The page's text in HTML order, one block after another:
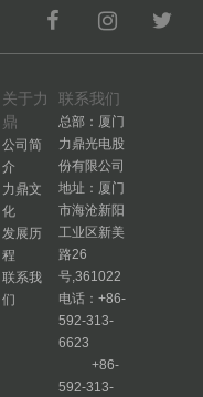
关于力
鼎
公司简
介
力鼎文
化
发展历
程
联系我
们
联系我们
总部：厦门
力鼎光电股
份有限公司
地址：厦门
市海沧新阳
工业区新美
路26
号,361022
电话：+86-
592-313-
6623
+86-
592-313-